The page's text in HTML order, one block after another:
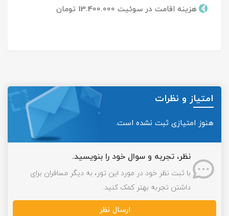
هزینه اقامت در سوئیت 13.400.000 تومان
امتیاز و نظرات
هنوز امتیازی ثبت نشده است.
نظر، تجربه و سوال خود را بنویسید.
با ثبت نظر خود در مورد این تور، به دیگر مسافران برای
داشتن تجربه بهتر کمک کنید.
ارسال نظر